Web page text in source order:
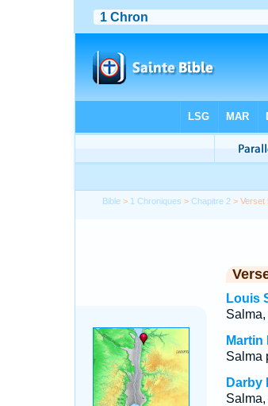
Bible > 1 Chroniques >Chapitre 2 > Verset
Louis
Martin
Salma
Darby